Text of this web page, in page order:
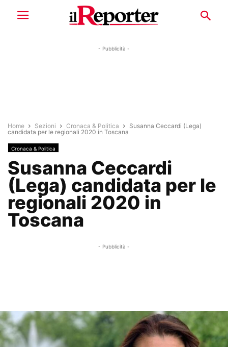
- Pubblicità -
Home Sezioni Cronaca & Politica
Susanna Ceccardi (Lega)
candidata per le regionali 2020 in Toscana
Cronaca & Politica
Susanna Ceccardi
(Lega) candidata per le
regionali 2020 in
Toscana
- Pubblicità -